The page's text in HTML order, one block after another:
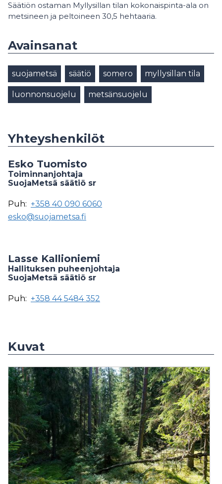
Säätiön ostaman Myllysillan tilan kokonaispinta-ala on
metsineen ja peltoineen 30,5 hehtaaria.
Avainsanat
suojametsä säätiö somero myllysillan tila
luonnonsuojelu metsänsuojelu
Yhteyshenkilöt
Esko Tuomisto
Toiminnanjohtaja
SuojaMetsä säätiö sr
Puh: +358 40 090 6060
esko@suojametsa.fi
Lasse Kallioniemi
Hallituksen puheenjohtaja
SuojaMetsä säätiö sr
Puh: +358 44 5484 352
Kuvat